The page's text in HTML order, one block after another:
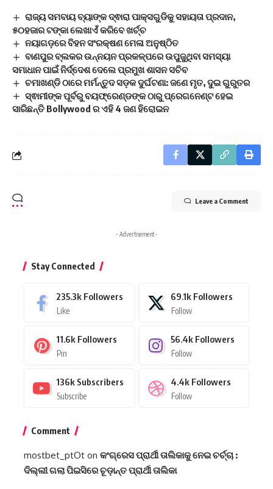
ରାଜ୍ୟ ସମବାୟ ବ୍ୟାଙ୍କ ଦ୍ଵାରା ପାକ୍ସଗୁଡିକୁ ସହାୟତା ପ୍ରଦାନ,
୫୦ହଜାର ଟଙ୍କା ଲେଖାଏଁ କରିବେ ଖର୍ଚ୍ଚ
ନୟାଗଡ଼ରେ ବିହନ ସଂରକ୍ଷଣ ମେଳା ଅନୁଷ୍ଠିତ
ବାଣପୁର ବ୍ଲକର ଉନ୍ନୟନ ପ୍ରକଳ୍ପରେ ଉପୁଜୁଥିବା ସମସ୍ୟା
ସମାଧାନ ପାଇଁ ନିର୍ଦ୍ଦେଶ ଦେଲେ ପ୍ରମୁଖ ଶାସନ ସଚିବ
ଚମାଖଣ୍ଡି ଠାରେ ମର୍ମନ୍ତୁଦ ସଡ଼କ ଦୁର୍ଘଟଣା: ଜଣେ ମୃତ, ଦୁଇ ଗୁରୁତର
ସ୍ଵାମୀଙ୍କ ପୂର୍ବରୁ ବୟଫ୍ରେଣ୍ଡଙ୍କ ଠାରୁ ପ୍ରେଗନେଣ୍ଟ ହେଇ
ସାରିଛନ୍ତି Bollywood ର ଏହି 4 ଜଣ ହିରୋଇନ
Leave a Comment
- Advertisement -
Stay Connected
235.3k Followers
Like
69.1k Followers
Follow
11.6k Followers
Pin
56.4k Followers
Follow
136k Subscribers
Subscribe
4.4k Followers
Follow
Comment
mostbet_ptOt on କଂଗ୍ରେସ ପ୍ରାର୍ଥୀ ତାଲିକାକୁ ନେଇ ଚର୍ଚ୍ଚା :
ଦିଲ୍ଲୀ ଗଲା ପିଇସିରେ ଚୂଡ଼ାନ୍ତ ପ୍ରାର୍ଥୀ ତାଲିକା